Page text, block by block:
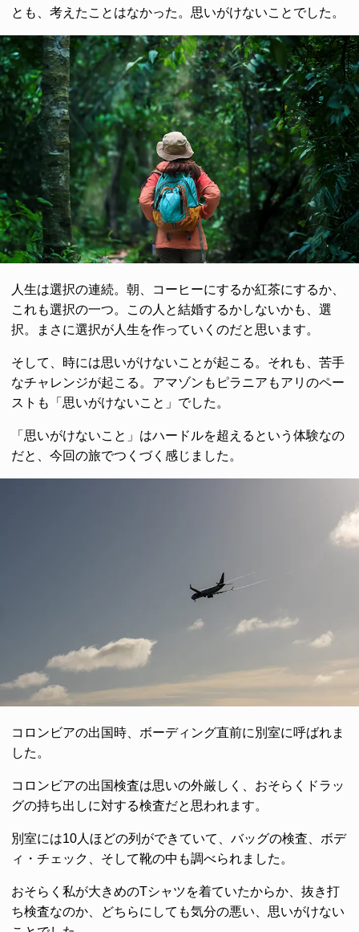
とも、考えたことはなかった。思いがけないことでした。
人生は選択の連続。朝、コーヒーにするか紅茶にするか、
これも選択の一つ。この人と結婚するかしないかも、選
択。まさに選択が人生を作っていくのだと思います。
そして、時には思いがけないことが起こる。それも、苦手
なチャレンジが起こる。アマゾンもピラニアもアリのペー
ストも「思いがけないこと」でした。
「思いがけないこと」はハードルを超えるという体験なの
だと、今回の旅でつくづく感じました。
コロンビアの出国時、ボーディング直前に別室に呼ばれま
した。
コロンビアの出国検査は思いの外厳しく、おそらくドラッ
グの持ち出しに対する検査だと思われます。
別室には10人ほどの列ができていて、バッグの検査、ボデ
ィ・チェック、そして靴の中も調べられました。
おそらく私が大きめのTシャツを着ていたからか、抜き打
ち検査なのか、どちらにしても気分の悪い、思いがけない